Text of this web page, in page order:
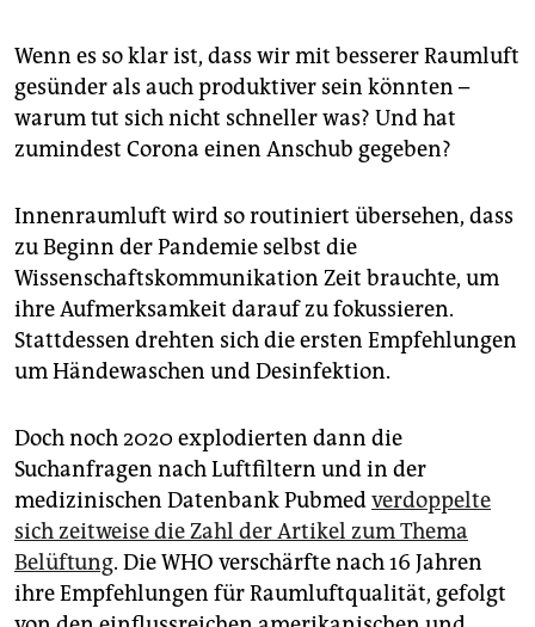
Wenn es so klar ist, dass wir mit besserer Raumluft
gesünder als auch produktiver sein könnten –
warum tut sich nicht schneller was? Und hat
zumindest Corona einen Anschub gegeben?
Innenraumluft wird so routiniert übersehen, dass
zu Beginn der Pandemie selbst die
Wissenschaftskommunikation Zeit brauchte, um
ihre Aufmerksamkeit darauf zu fokussieren.
Stattdessen drehten sich die ersten Empfehlungen
um Händewaschen und Desinfektion.
Doch noch 2020 explodierten dann die
Suchanfragen nach Luftfiltern und in der
medizinischen Datenbank Pubmedverdoppelte
sich zeitweise die Zahl der Artikel zum Thema
Belüftung. Die WHO verschärfte nach 16 Jahren
ihre Empfehlungen für Raumluftqualität, gefolgt